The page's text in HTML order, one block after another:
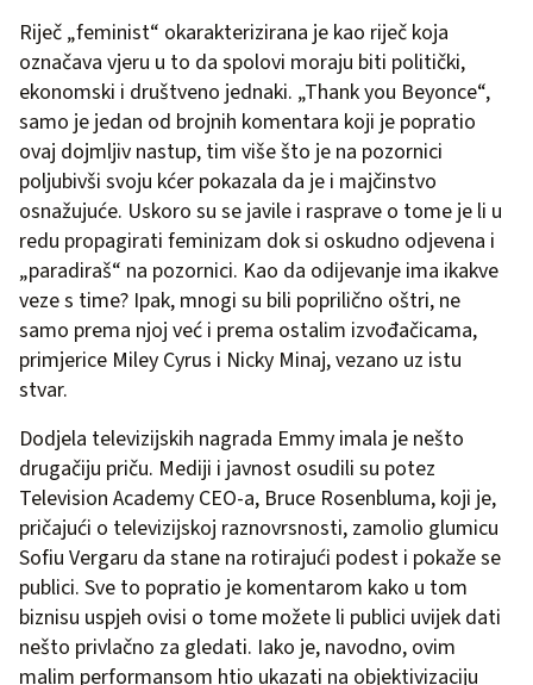
Riječ „feminist“ okarakterizirana je kao riječ koja
označava vjeru u to da spolovi moraju biti politički,
ekonomski i društveno jednaki. „Thank you Beyonce“,
samo je jedan od brojnih komentara koji je popratio
ovaj dojmljiv nastup, tim više što je na pozornici
poljubivši svoju kćer pokazala da je i majčinstvo
osnažujuće. Uskoro su se javile i rasprave o tome je li u
redu propagirati feminizam dok si oskudno odjevena i
„paradiraš“ na pozornici. Kao da odijevanje ima ikakve
veze s time? Ipak, mnogi su bili poprilično oštri, ne
samo prema njoj već i prema ostalim izvođačicama,
primjerice Miley Cyrus i Nicky Minaj, vezano uz istu
stvar.
Dodjela televizijskih nagrada Emmy imala je nešto
drugačiju priču. Mediji i javnost osudili su potez
Television Academy CEO-a, Bruce Rosenbluma, koji je,
pričajući o televizijskoj raznovrsnosti, zamolio glumicu
Sofiu Vergaru da stane na rotirajući podest i pokaže se
publici. Sve to popratio je komentarom kako u tom
biznisu uspjeh ovisi o tome možete li publici uvijek dati
nešto privlačno za gledati. Iako je, navodno, ovim
malim performansom htio ukazati na objektivizaciju